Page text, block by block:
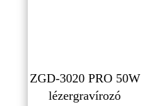
ZGD-3020 PRO 50W
lézergravírozó